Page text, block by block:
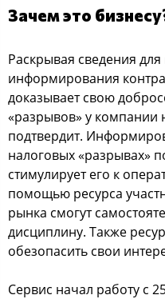
Зачем это
Раскрывая сведения
информирования
доказывает свою
«разрывов» у компании
подтвердит.
налоговых «разрывах»
стимулирует его к
помощью ресурса
рынка смогут
дисциплину. Также
обезопасить свои
Сервис начал работу с